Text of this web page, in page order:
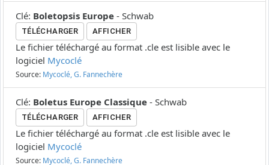
Clé: Boletopsis Europe - Schwab
TÉLÉCHARGER AFFICHER
Le fichier téléchargé au format .cle est lisible avec le
logiciel Mycoclé
Source: Mycoclé, G. Fannechère
Clé: Boletus Europe Classique - Schwab
TÉLÉCHARGER AFFICHER
Le fichier téléchargé au format .cle est lisible avec le
logiciel Mycoclé
Source: Mycoclé, G. Fannechère